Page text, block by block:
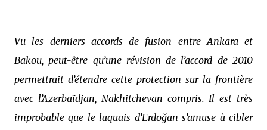
Vu les derniers accords de fusion entre Ankara et
Bakou, peut-être qu’une révision de l’accord de 2010
permettrait d’étendre cette protection sur la frontière
avec l’Azerbaïdjan, Nakhitchevan compris. Il est très
improbable que le laquais d’Erdoğan s’amuse à cibler